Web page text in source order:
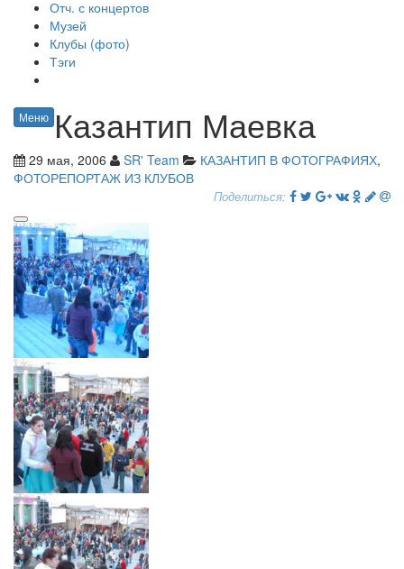
Отч. с концертов
Музей
Клубы (фото)
Тэги
Меню Казантип Маевка
29 мая, 2006 SR' Team КАЗАНТИП В ФОТОГРАФИЯХ,
ФОТОРЕПОРТАЖ ИЗ КЛУБОВ
Поделиться: